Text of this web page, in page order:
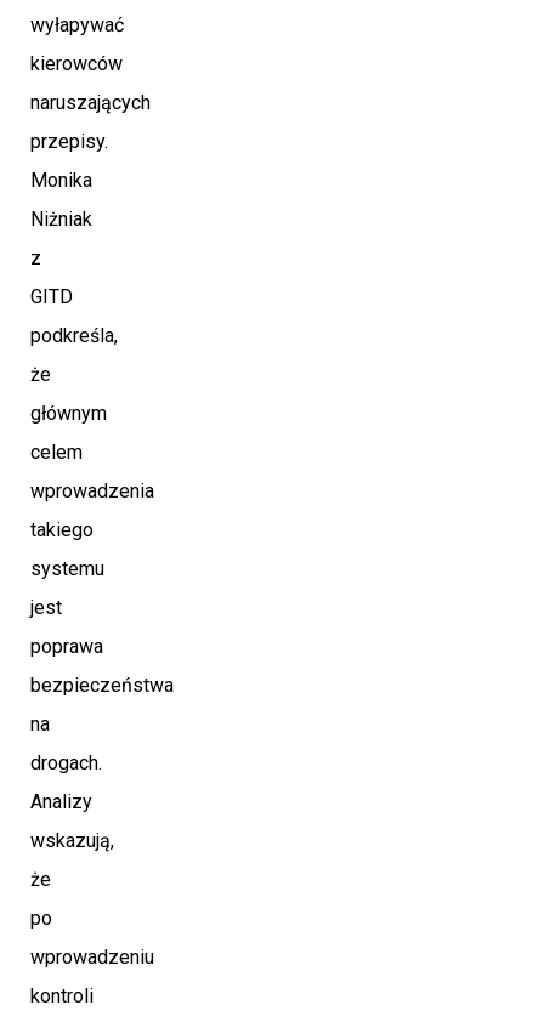
wyłapywać
kierowców
naruszających
przepisy.
Monika
Niżniak
z
GITD
podkreśla,
że
głównym
celem
wprowadzenia
takiego
systemu
jest
poprawa
bezpieczeństwa
na
drogach.
Analizy
wskazują,
że
po
wprowadzeniu
kontroli